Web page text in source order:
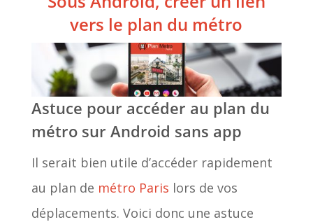
vers le plan du métro
Astuce pour accéder au plan du
métro sur Android sans app
Il serait bien utile d’accéder rapidement
au plan de métro Paris lors de vos
déplacements. Voici donc une astuce